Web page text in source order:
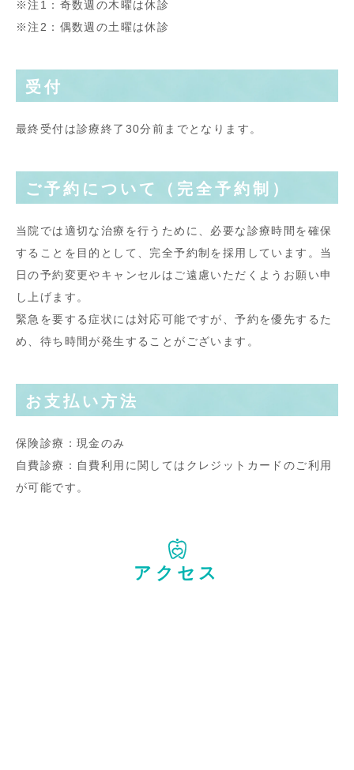
※注1：奇数週の木曜は休診
※注2：偶数週の土曜は休診
受付
最終受付は診療終了30分前までとなります。
ご予約について（完全予約制）
当院では適切な治療を行うために、必要な診療時間を確保
することを目的として、完全予約制を採用しています。当
日の予約変更やキャンセルはご遠慮いただくようお願い申
し上げます。
緊急を要する症状には対応可能ですが、予約を優先するた
め、待ち時間が発生することがございます。
お支払い方法
保険診療：現金のみ
自費診療：自費利用に関してはクレジットカードのご利用
が可能です。
アクセス